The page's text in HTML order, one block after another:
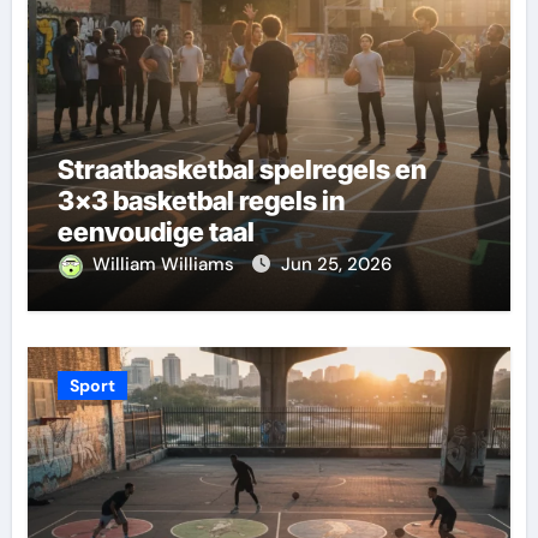
Straatbasketbal spelregels en
3×3 basketbal regels in
eenvoudige taal
William Williams Jun 25, 2026
Sport